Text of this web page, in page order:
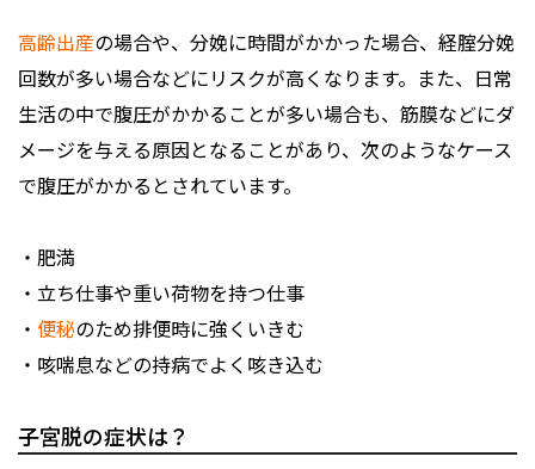
高齢出産の場合や、分娩に時間がかかった場合、経腟分娩
回数が多い場合などにリスクが高くなります。また、日常
生活の中で腹圧がかかることが多い場合も、筋膜などにダ
メージを与える原因となることがあり、次のようなケース
で腹圧がかかるとされています。
・肥満
・立ち仕事や重い荷物を持つ仕事
・ 便秘のため排便時に強くいきむ
・咳喘息などの持病でよく咳き込む
子宮脱の症状は？